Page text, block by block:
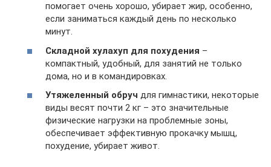
помогает очень хорошо, убирает жир, особенно,
если заниматься каждый день по несколько
минут.
Складной хулахуп для похудения –
компактный, удобный, для занятий не только
дома, но и в командировках.
Утяжеленный обруч для гимнастики, некоторые
виды весят почти 2 кг – это значительные
физические нагрузки на проблемные зоны,
обеспечивает эффективную прокачку мышц,
похудение, убирает живот.